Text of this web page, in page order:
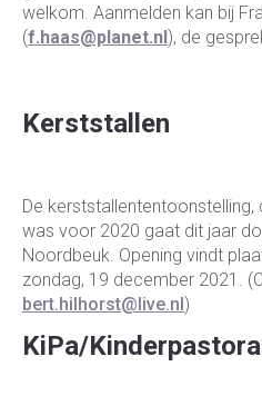
welkom. Aanmelden kan bij
(f.haas@planet.nl), de
Kerststallen
De
was voor 2020 gaat dit jaar
Noordbeuk. Opening vindt
zondag, 19 december 2021.
bert.hilhorst@live.nl)
KiPa/